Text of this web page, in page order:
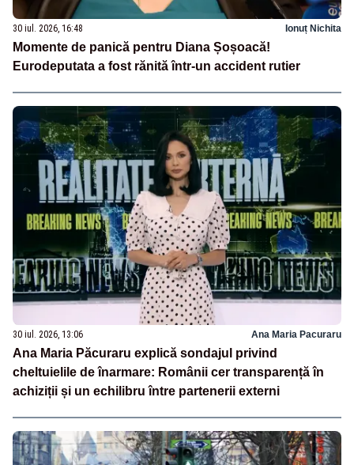
30 iul. 2026, 16:48 Ionuț Nichita
Momente de panică pentru Diana Șoșoacă!
Eurodeputata a fost rănită într-un accident rutier
30 iul. 2026, 13:06 Ana Maria Pacuraru
Ana Maria Păcuraru explică sondajul privind
cheltuielile de înarmare: Românii cer transparență în
achiziții și un echilibru între partenerii externi